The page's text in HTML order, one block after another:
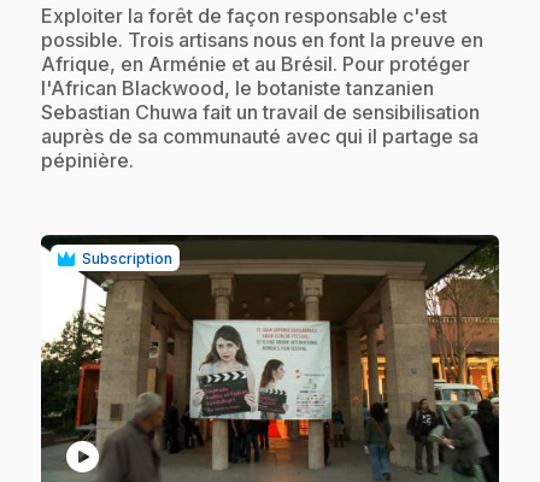
.Exploiter la forêt de façon responsable c'est
possible. Trois artisans nous en font la preuve en
Afrique, en Arménie et au Brésil. Pour protéger
l'African Blackwood, le botaniste tanzanien
Sebastian Chuwa fait un travail de sensibilisation
auprès de sa communauté avec qui il partage sa
pépinière.
Subscription
play_circle